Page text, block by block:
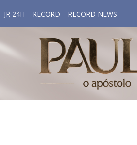
JR 24H RECORD RECORD NEWS